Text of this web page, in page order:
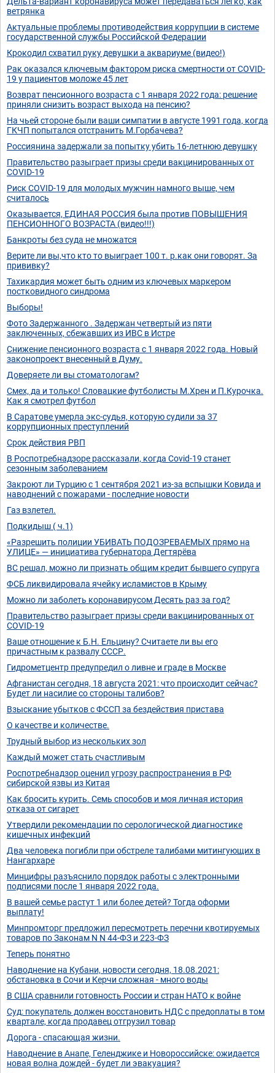
ветрянка
Актуальные проблемы противодействия коррупции в системе
государственной службы Российской Федерации
Крокодил схватил руку девушки а аквариуме (видео!)
Рак оказался ключевым фактором риска смертности от COVID-
19 у пациентов моложе 45 лет
Возврат пенсионного возраста с 1 января 2022 года: решение
приняли снизить возраст выхода на пенсию?
На чьей стороне были ваши симпатии в августе 1991 года, когда
ГКЧП попытался отстранить М.Горбачева?
Россиянина задержали за попытку убить 16-летнюю девушку
Правительство разыграет призы среди вакцинированных от
COVID-19
Риск COVID-19 для молодых мужчин намного выше, чем
считалось
Оказывается, ЕДИНАЯ РОССИЯ была против ПОВЫШЕНИЯ
ПЕНСИОННОГО ВОЗРАСТА (видео!!!)
Банкроты без суда не множатся
Верите ли вы,что кто то выиграет 100 т. р.как они говорят. За
прививку?
Тахикардия может быть одним из ключевых маркером
постковидного синдрома
Выборы!
Фото Задержанного . Задержан четвертый из пяти
заключенных, сбежавших из ИВС в Истре
Снижение пенсионного возраста с 1 января 2022 года. Новый
законопроект внесенный в Думу.
Доверяете ли вы стоматологам?
Смех, да и только! Словацкие футболисты М.Хрен и П.Курочка.
Как я смотрел футбол
В Саратове умерла экс-судья, которую судили за 37
коррупционных преступлений
Срок действия РВП
В Роспотребнадзоре рассказали, когда Covid-19 станет
сезонным заболеванием
Закроют ли Турцию с 1 сентября 2021 из-за вспышки Ковида и
наводнений с пожарами - последние новости
Газ взлетел.
Подкидыш ( ч.1)
«Разрешить полиции УБИВАТЬ ПОДОЗРЕВАЕМЫХ прямо на
УЛИЦЕ» — инициатива губернатора Дегтярёва
ВС решал, можно ли признать общим кредит бывшего супруга
ФСБ ликвидировала ячейку исламистов в Крыму
Можно ли заболеть коронавирусом Десять раз за год?
Правительство разыграет призы среди вакцинированных от
COVID-19
Ваше отношение к Б.Н. Ельцину? Считаете ли вы его
причастным к развалу СССР.
Гидрометцентр предупредил о ливне и граде в Москве
Афганистан сегодня, 18 августа 2021: что происходит сейчас?
Будет ли насилие со стороны талибов?
Взыскание убытков с ФССП за бездействия пристава
О качестве и количестве.
Трудный выбор из нескольких зол
Каждый может стать счастливым
Роспотребнадзор оценил угрозу распространения в РФ
сибирской язвы из Китая
Как бросить курить. Семь способов и моя личная история
отказа от сигарет
Утвердили рекомендации по серологической диагностике
кишечных инфекций
Два человека погибли при обстреле талибами митингующих в
Нангархаре
Минцифры разъяснило порядок работы с электронными
подписями после 1 января 2022 года.
В вашей семье растут 1 или более детей? Тогда оформи
выплату!
Минпромторг предложил пересмотреть перечни квотируемых
товаров по Законам N N 44-ФЗ и 223-ФЗ
Теперь понятно
Наводнение на Кубани, новости сегодня, 18.08.2021:
обстановка в Сочи и Керчи сложная - много воды
В США сравнили готовность России и стран НАТО к войне
Суд: покупатель должен восстановить НДС с предоплаты в том
квартале, когда продавец отгрузил товар
Дорога - спасающая жизни.
Наводнение в Анапе, Геленджике и Новороссийске: ожидается
новая волна дождей - будет ли эвакуация?